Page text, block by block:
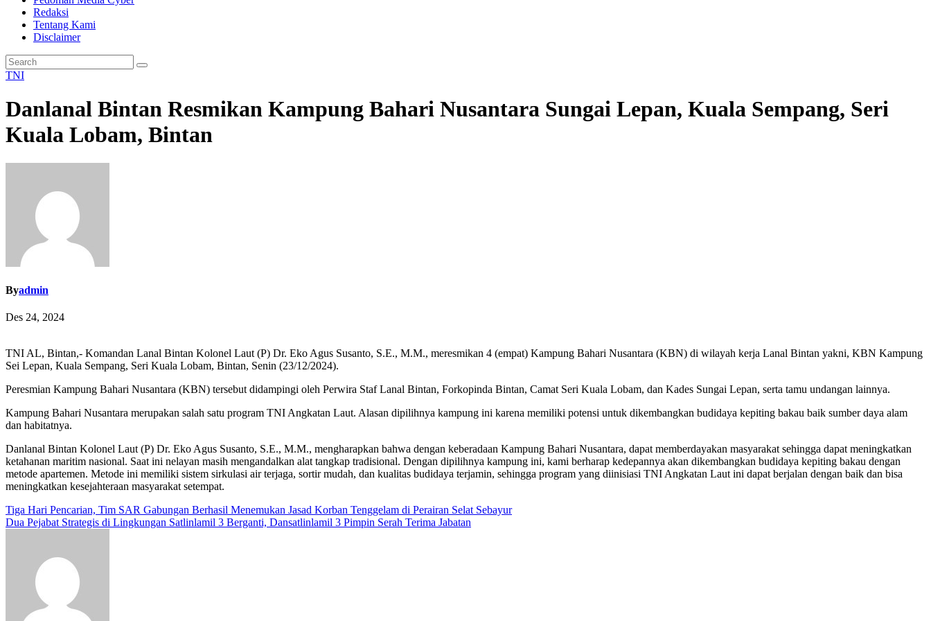
Redaksi
Tentang Kami
Disclaimer
TNI
Danlanal Bintan Resmikan Kampung Bahari Nusantara Sungai Lepan, Kuala Sempang, Seri
Kuala Lobam, Bintan
Byadmin
Des 24, 2024
TNI AL, Bintan,- Komandan Lanal Bintan Kolonel Laut (P) Dr. Eko Agus Susanto, S.E., M.M., meresmikan 4 (empat) Kampung Bahari Nusantara (KBN) di wilayah kerja Lanal Bintan yakni, KBN Kampung
Sei Lepan, Kuala Sempang, Seri Kuala Lobam, Bintan, Senin (23/12/2024).
Peresmian Kampung Bahari Nusantara (KBN) tersebut didampingi oleh Perwira Staf Lanal Bintan, Forkopinda Bintan, Camat Seri Kuala Lobam, dan Kades Sungai Lepan, serta tamu undangan lainnya.
Kampung Bahari Nusantara merupakan salah satu program TNI Angkatan Laut. Alasan dipilihnya kampung ini karena memiliki potensi untuk dikembangkan budidaya kepiting bakau baik sumber daya alam
dan habitatnya.
Danlanal Bintan Kolonel Laut (P) Dr. Eko Agus Susanto, S.E., M.M., mengharapkan bahwa dengan keberadaan Kampung Bahari Nusantara, dapat memberdayakan masyarakat sehingga dapat meningkatkan
ketahanan maritim nasional. Saat ini nelayan masih mengandalkan alat tangkap tradisional. Dengan dipilihnya kampung ini, kami berharap kedepannya akan dikembangkan budidaya kepiting bakau dengan
metode apartemen. Metode ini memiliki sistem sirkulasi air terjaga, sortir mudah, dan kualitas budidaya terjamin, sehingga program yang diinisiasi TNI Angkatan Laut ini dapat berjalan dengan baik dan bisa
meningkatkan kesejahteraan masyarakat setempat.
Navigasi
pos
Tiga Hari Pencarian, Tim SAR Gabungan Berhasil Menemukan Jasad Korban Tenggelam di Perairan Selat Sebayur
Dua Pejabat Strategis di Lingkungan Satlinlamil 3 Berganti, Dansatlinlamil 3 Pimpin Serah Terima Jabatan